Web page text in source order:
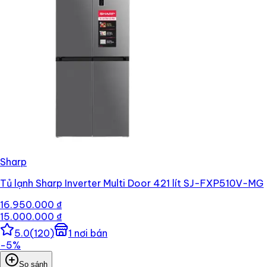
Sharp
Tủ lạnh Sharp Inverter Multi Door 421 lít SJ-FXP510V-MG
16.950.000 ₫
15.000.000 ₫
5.0(120) 1 nơi bán
−5%
So sánh